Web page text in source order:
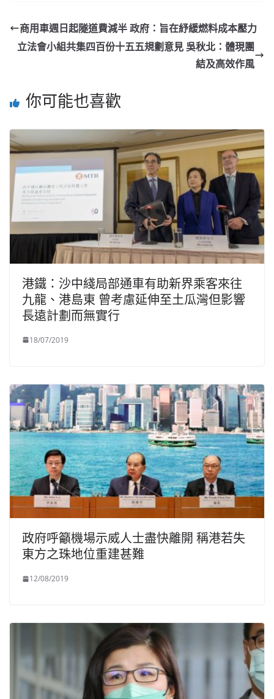
商用車週日起隧道費減半 政府：旨在紓緩燃料成本壓力
立法會小組共集四百份十五五規劃意見 吳秋北：體現團
結及高效作風
你可能也喜歡
港鐵：沙中綫局部通車有助新界乘客來往
九龍、港島東 曾考慮延伸至土瓜灣但影響
長遠計劃而無實行
18/07/2019
政府呼籲機場示威人士盡快離開 稱港若失
東方之珠地位重建甚難
12/08/2019